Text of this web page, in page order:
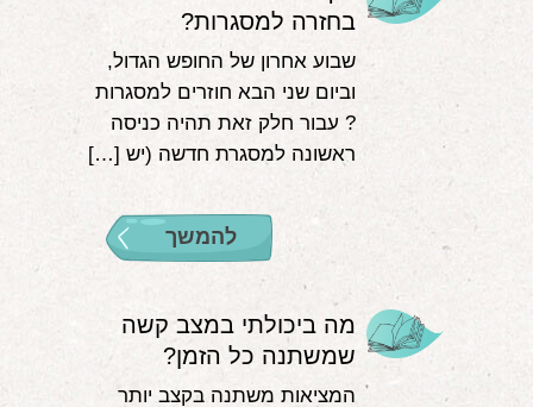
בחזרה למסגרות?
שבוע אחרון של החופש הגדול,
וביום שני הבא חוזרים למסגרות
? עבור חלק זאת תהיה כניסה
ראשונה למסגרת חדשה (יש […]
להמשך
מה ביכולתי במצב קשה
שמשתנה כל הזמן?
המציאות משתנה בקצב יותר